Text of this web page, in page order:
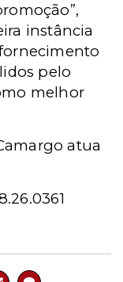
instância
pelo
melhor
atua